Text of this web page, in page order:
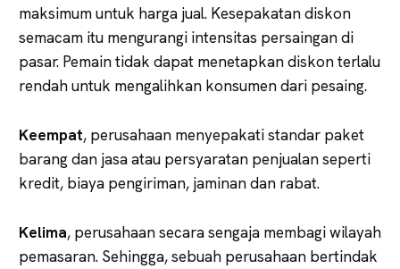
maksimum untuk harga jual. Kesepakatan diskon
semacam itu mengurangi intensitas persaingan di
pasar. Pemain tidak dapat menetapkan diskon terlalu
rendah untuk mengalihkan konsumen dari pesaing.
Keempat, perusahaan menyepakati standar paket
barang dan jasa atau persyaratan penjualan seperti
kredit, biaya pengiriman, jaminan dan rabat.
Kelima, perusahaan secara sengaja membagi wilayah
pemasaran. Sehingga, sebuah perusahaan bertindak